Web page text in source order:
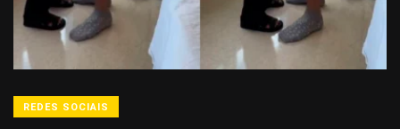
REDES SOCIAIS